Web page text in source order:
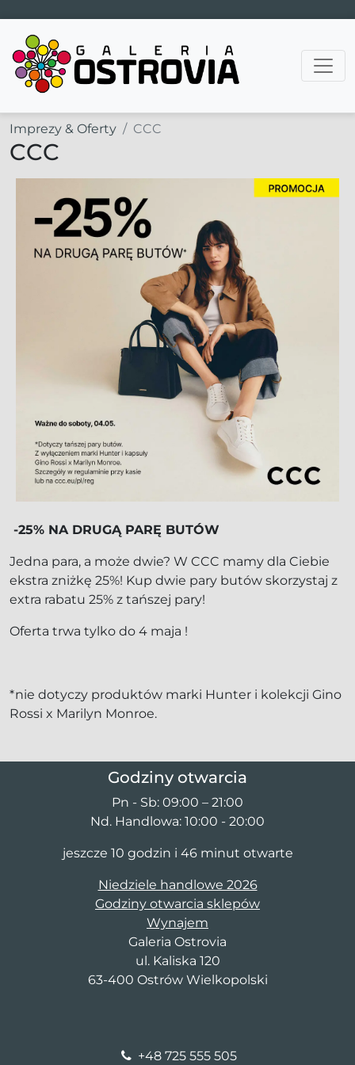
Main Navigation
Imprezy & Oferty CCC
CCC
-25% NA DRUGĄ PARĘ BUTÓW
Jedna para, a może dwie? W CCC mamy dla Ciebie
ekstra zniżkę 25%! Kup dwie pary butów skorzystaj z
extra rabatu 25% z tańszej pary!
Oferta trwa tylko do 4 maja !
*nie dotyczy produktów marki Hunter i kolekcji Gino
Rossi x Marilyn Monroe.
Godziny otwarcia
Pn - Sb: 09:00 – 21:00
Nd. Handlowa: 10:00 - 20:00
jeszcze 10 godzin i 46 minut otwarte
Niedziele handlowe 2026
Godziny otwarcia sklepów
Wynajem
Galeria Ostrovia
ul. Kaliska 120
63-400 Ostrów Wielkopolski
+48 725 555 505